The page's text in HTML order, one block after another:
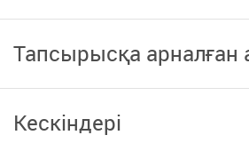
Тапсырысқа арналған
Кескіндері